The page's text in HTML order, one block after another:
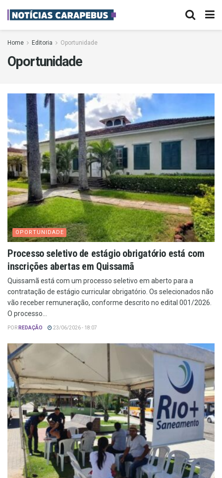
Home Editoria Oportunidade
Oportunidade
OPORTUNIDADE
Processo seletivo de estágio obrigatório está com
inscrições abertas em Quissamã
Quissamã está com um processo seletivo em aberto para a
contratação de estágio curricular obrigatório. Os selecionados não
vão receber remuneração, conforme descrito no edital 001/2026.
O processo...
POR REDAÇÃO 23/06/2026 - 18:07